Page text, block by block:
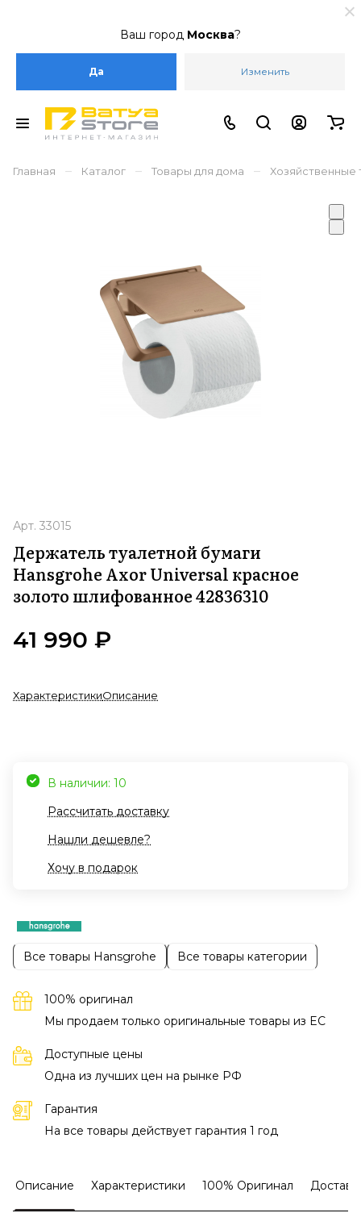
Ваш город Москва?
Да Изменить
Главная – Каталог – Товары для дома – Хозяйственные
Арт. 33015
Держатель туалетной бумаги
Hansgrohe Axor Universal красное
золото шлифованное 42836310
41 990 ₽
ХарактеристикиОписание
В наличии: 10
Рассчитать доставку
Нашли дешевле?
Хочу в подарок
Все товары Hansgrohe Все товары категории
100% оригинал
Мы продаем только оригинальные товары из EC
Доступные цены
Одна из лучших цен на рынке РФ
Гарантия
На все товары действует гарантия 1 год
Описание Характеристики 100% Оригинал